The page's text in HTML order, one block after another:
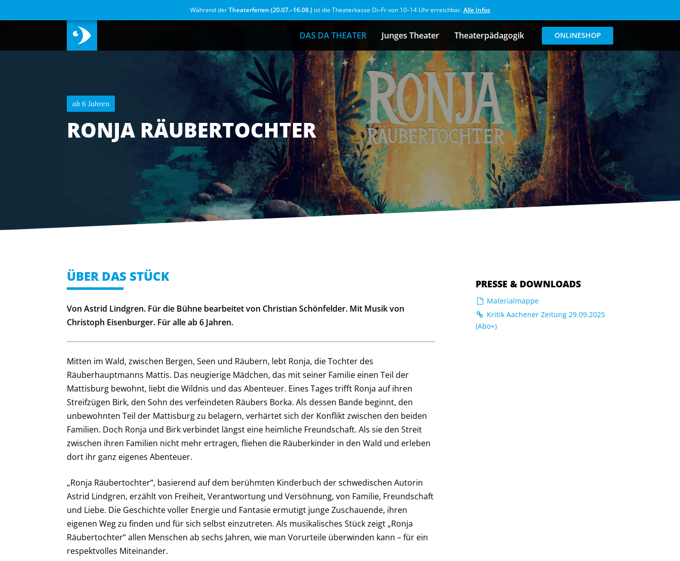
Während derTheaterferien (20.07.–16.08.)ist die Theaterkasse Di–Fr von 10–14 Uhr erreichbar.Alle Infos
DAS DA THEATER Junges Theater Theaterpädagogik ONLINESHOP
ab 6 Jahren
RONJA RÄUBERTOCHTER
ÜBER DAS STÜCK
Von Astrid Lindgren. Für die Bühne bearbeitet von Christian Schönfelder. Mit Musik von
Christoph Eisenburger. Für alle ab 6 Jahren.
Mitten im Wald, zwischen Bergen, Seen und Räubern, lebt Ronja, die Tochter des
Räuberhauptmanns Mattis. Das neugierige Mädchen, das mit seiner Familie einen Teil der
Mattisburg bewohnt, liebt die Wildnis und das Abenteuer. Eines Tages trifft Ronja auf ihren
Streifzügen Birk, den Sohn des verfeindeten Räubers Borka. Als dessen Bande beginnt, den
unbewohnten Teil der Mattisburg zu belagern, verhärtet sich der Konflikt zwischen den beiden
Familien. Doch Ronja und Birk verbindet längst eine heimliche Freundschaft. Als sie den Streit
zwischen ihren Familien nicht mehr ertragen, fliehen die Räuberkinder in den Wald und erleben
dort ihr ganz eigenes Abenteuer.
„Ronja Räubertochter“, basierend auf dem berühmten Kinderbuch der schwedischen Autorin
Astrid Lindgren, erzählt von Freiheit, Verantwortung und Versöhnung, von Familie, Freundschaft
und Liebe. Die Geschichte voller Energie und Fantasie ermutigt junge Zuschauende, ihren
eigenen Weg zu finden und für sich selbst einzutreten. Als musikalisches Stück zeigt „Ronja
Räubertochter“ allen Menschen ab sechs Jahren, wie man Vorurteile überwinden kann – für ein
respektvolles Miteinander.
PRESSE & DOWNLOADS
Materialmappe
Kritik Aachener Zeitung 29.09.2025
(Abo+)